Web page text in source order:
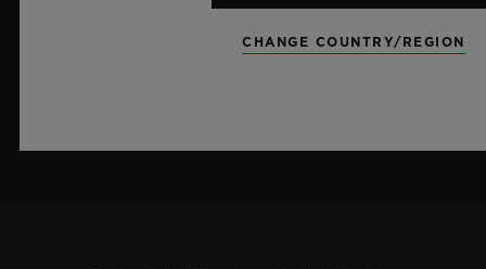
CHANGE COUNTRY/REGION